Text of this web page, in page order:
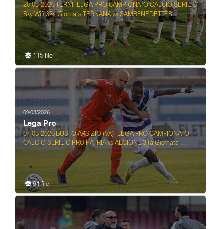
20-03-2026 TERNI- LEGA PRO CAMPIONATO CALCIO SERIE C
Sky Wifi 33a Giornata TERNANA vs SAMBENEDETTES ...
115 file
09/03/2026
Lega Pro
07-03-2026 BUSTO ARSIZIO (VA)- LEGA PRO CAMPIONATO
CALCIO SERIE C PRO PATRIA vs ALCIONE 31a Giornata ...
91 file